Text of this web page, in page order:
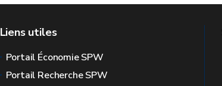
Liens utiles
Portail Économie SPW
Portail Recherche SPW